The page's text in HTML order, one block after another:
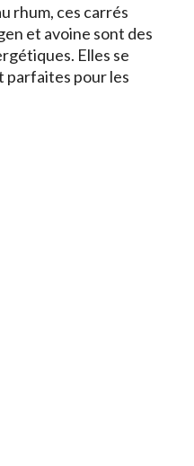
rhum, ces carrés
et avoine sont des
Elles se
parfaites pour les